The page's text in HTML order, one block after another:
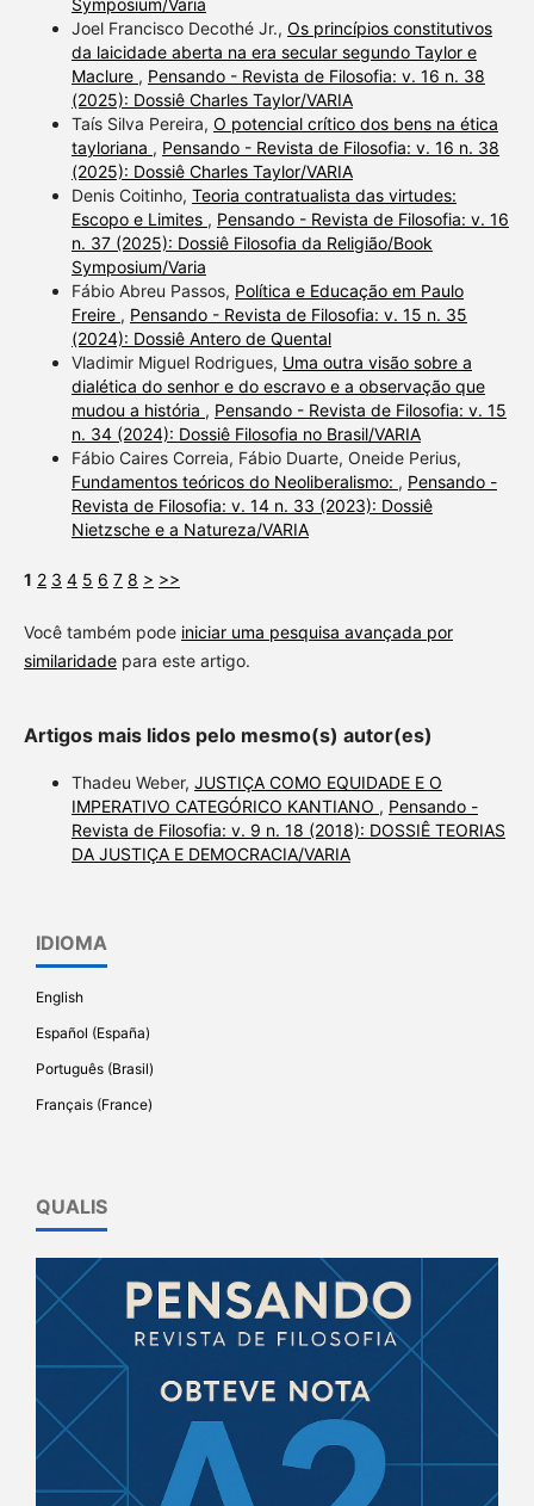
Symposium/Varia
Joel Francisco Decothé Jr., Os princípios constitutivos
da laicidade aberta na era secular segundo Taylor e
Maclure , Pensando - Revista de Filosofia: v. 16 n. 38
(2025): Dossiê Charles Taylor/VARIA
Taís Silva Pereira, O potencial crítico dos bens na ética
tayloriana , Pensando - Revista de Filosofia: v. 16 n. 38
(2025): Dossiê Charles Taylor/VARIA
Denis Coitinho, Teoria contratualista das virtudes:
Escopo e Limites , Pensando - Revista de Filosofia: v. 16
n. 37 (2025): Dossiê Filosofia da Religião/Book
Symposium/Varia
Fábio Abreu Passos, Política e Educação em Paulo
Freire , Pensando - Revista de Filosofia: v. 15 n. 35
(2024): Dossiê Antero de Quental
Vladimir Miguel Rodrigues, Uma outra visão sobre a
dialética do senhor e do escravo e a observação que
mudou a história , Pensando - Revista de Filosofia: v. 15
n. 34 (2024): Dossiê Filosofia no Brasil/VARIA
Fábio Caires Correia, Fábio Duarte, Oneide Perius,
Fundamentos teóricos do Neoliberalismo: , Pensando -
Revista de Filosofia: v. 14 n. 33 (2023): Dossiê
Nietzsche e a Natureza/VARIA
1 2 3 4 5 6 7 8 > >>
Você também pode iniciar uma pesquisa avançada por
similaridadepara este artigo.
Artigos mais lidos pelo mesmo(s) autor(es)
Thadeu Weber, JUSTIÇA COMO EQUIDADE E O
IMPERATIVO CATEGÓRICO KANTIANO , Pensando -
Revista de Filosofia: v. 9 n. 18 (2018): DOSSIÊ TEORIAS
DA JUSTIÇA E DEMOCRACIA/VARIA
IDIOMA
English
Español (España)
Português (Brasil)
Français (France)
QUALIS